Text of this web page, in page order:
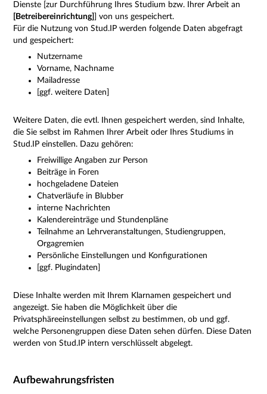
Dienste [zur Durchführung Ihres Studium bzw. Ihrer Arbeit an
[Betreibereinrichtung]
] von uns gespeichert.
Für die Nutzung von Stud.IP werden folgende Daten abgefragt
und gespeichert:
Nutzername
Vorname, Nachname
Mailadresse
[ggf. weitere Daten]
Weitere Daten, die evtl. Ihnen gespeichert werden, sind Inhalte,
die Sie selbst im Rahmen Ihrer Arbeit oder Ihres Studiums in
Stud.IP einstellen. Dazu gehören:
Freiwillige Angaben zur Person
Beiträge in Foren
hochgeladene Dateien
Chatverläufe in Blubber
interne Nachrichten
Kalendereinträge und Stundenpläne
Teilnahme an Lehrveranstaltungen, Studiengruppen,
Orgagremien
Persönliche Einstellungen und Konfigurationen
[ggf. Plugindaten]
Diese Inhalte werden mit Ihrem Klarnamen gespeichert und
angezeigt. Sie haben die Möglichkeit über die
Privatsphäreeinstellungen selbst zu bestimmen, ob und ggf.
welche Personengruppen diese Daten sehen dürfen. Diese Daten
werden von Stud.IP intern verschlüsselt abgelegt.
Aufbewahrungsfristen